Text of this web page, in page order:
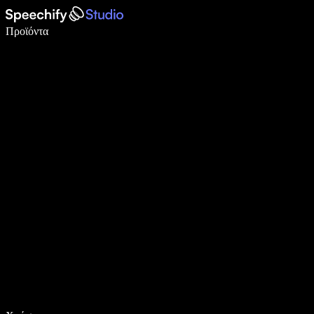
Προϊόντα
Γράψτε 5× πιο γρήγορα με φωνητική πληκτρολόγηση